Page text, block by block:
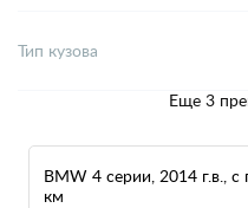
Тип кузова
Еще 3
BMW 4 серии, 2014 г.в.,
км